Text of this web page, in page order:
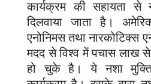
कार्यक्रम की सहायता से
दिलवाया जाता है।
एनोनिमस तथा नारकोटिक्स
मदद से विश्व में पचास लाख
हो चुके है। ये नशा